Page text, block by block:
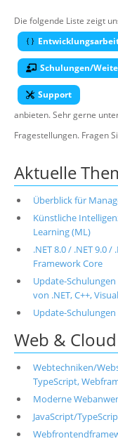
Suche
Die folgende Liste zeigt
Schulungen/
Support
anbieten. Sehr gerne
Fragestellungen. Fragen
Aktuelle
Überblick für
Künstliche
Learning (ML)
.NET 8.0 / .NET 9.0 /
Framework Core
Update-
von .NET, C++,
Update-
Web & Cloud
Webtechniken/
TypeScript,
Moderne
JavaScript/